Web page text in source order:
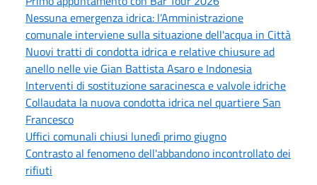
Nessuna emergenza idrica: l’Amministrazione
comunale interviene sulla situazione dell'acqua in Città
Nuovi tratti di condotta idrica e relative chiusure ad
anello nelle vie Gian Battista Asaro e Indonesia
Interventi di sostituzione saracinesca e valvole idriche
Collaudata la nuova condotta idrica nel quartiere San
Francesco
Uffici comunali chiusi lunedì primo giugno
Contrasto al fenomeno dell'abbandono incontrollato dei
rifiuti